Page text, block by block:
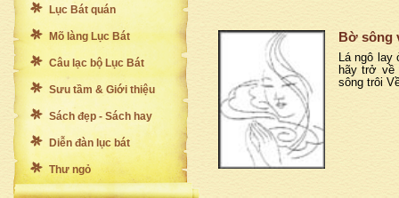
Lục Bát quán
Mõ làng Lục Bát
Câu lạc bộ Lục Bát
Sưu tầm & Giới thiệu
Sách đẹp - Sách hay
Diễn đàn lục bát
Thư ngỏ
Bờ sông
Lá ngô
hãy trở về
sông trôi